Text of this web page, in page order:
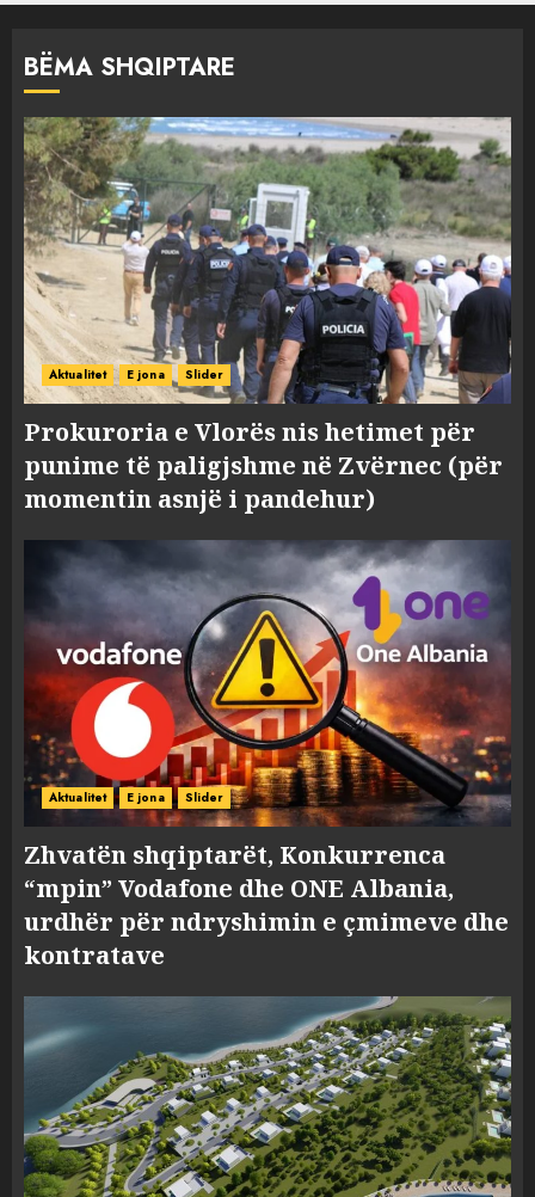
BËMA SHQIPTARE
Aktualitet E jona Slider
Prokuroria e Vlorës nis hetimet për
punime të paligjshme në Zvërnec (për
momentin asnjë i pandehur)
Aktualitet E jona Slider
Zhvatën shqiptarët, Konkurrenca
“mpin” Vodafone dhe ONE Albania,
urdhër për ndryshimin e çmimeve dhe
kontratave